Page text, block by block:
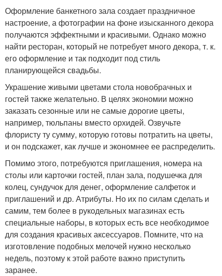
Оформление банкетного зала создает праздничное
настроение, а фотографии на фоне изысканного декора
получаются эффектными и красивыми. Однако можно
найти ресторан, который не потребует много декора, т. к.
его оформление и так подходит под стиль
планирующейся свадьбы.
Украшение живыми цветами стола новобрачных и
гостей также желательно. В целях экономии можно
заказать сезонные или не самые дорогие цветы,
например, тюльпаны вместо орхидей. Озвучьте
флористу ту сумму, которую готовы потратить на цветы,
и он подскажет, как лучше и экономнее ее распределить.
Помимо этого, потребуются приглашения, номера на
столы или карточки гостей, план зала, подушечка для
колец, сундучок для денег, оформление салфеток и
приглашений и др. Атрибуты. Но их по силам сделать и
самим, тем более в рукодельных магазинах есть
специальные наборы, в которых есть все необходимое
для создания красивых аксессуаров. Помните, что на
изготовление подобных мелочей нужно несколько
недель, поэтому к этой работе важно приступить
заранее.